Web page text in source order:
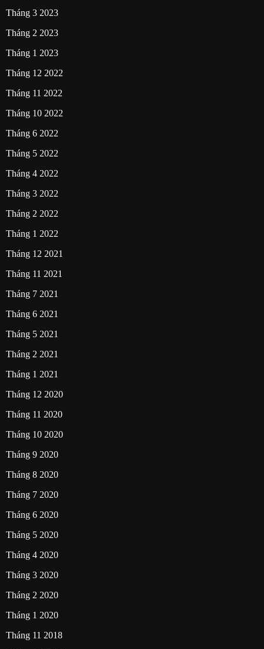
Tháng 3 2023
Tháng 2 2023
Tháng 1 2023
Tháng 12 2022
Tháng 11 2022
Tháng 10 2022
Tháng 6 2022
Tháng 5 2022
Tháng 4 2022
Tháng 3 2022
Tháng 2 2022
Tháng 1 2022
Tháng 12 2021
Tháng 11 2021
Tháng 7 2021
Tháng 6 2021
Tháng 5 2021
Tháng 2 2021
Tháng 1 2021
Tháng 12 2020
Tháng 11 2020
Tháng 10 2020
Tháng 9 2020
Tháng 8 2020
Tháng 7 2020
Tháng 6 2020
Tháng 5 2020
Tháng 4 2020
Tháng 3 2020
Tháng 2 2020
Tháng 1 2020
Tháng 11 2018